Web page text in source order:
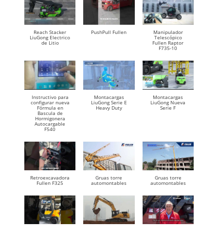
Reach Stacker
LiuGong Electrico
de Litio
PushPull Fullen
Manipulador
Telescópico
Fullen Raptor
F735-10
Instructivo para
configurar nueva
Fórmula en
Bascula de
Hormigonera
Autocargable
F540
Montacargas
LiuGong Serie E
Heavy Duty
Montacargas
LiuGong Nueva
Serie F
Retroexcavadora
Fullen F325
Gruas torre
automontables
Gruas torre
automontables